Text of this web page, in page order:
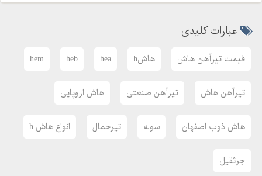
عبارات کلیدی
قیمت تیرآهن هاش هاشh hea
heb
hem
تیرآهن هاش تیرآهن صنعتی هاش اروپایی
هاش ذوب اصفهان سوله تیرحمال انواع هاش h
جرثقیل